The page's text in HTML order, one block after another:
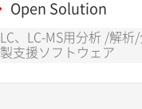
Open Solution
LC、LC-MS用分析 /解析
製支援ソフトウェア